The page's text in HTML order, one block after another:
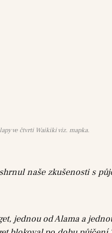
ve čtvrti Waikiki viz. mapka.
naše zkušenosti s
jednou od Alama a